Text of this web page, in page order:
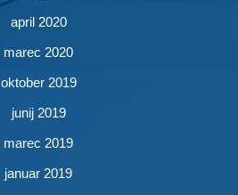
april 2020
marec 2020
oktober 2019
junij 2019
marec 2019
januar 2019